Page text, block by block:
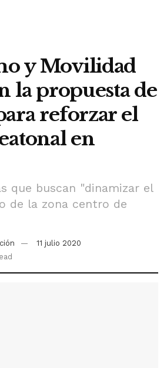
y Movilidad
la propuesta de
reforzar el
en
que buscan "dinamizar el
de la zona centro de
11 julio 2020